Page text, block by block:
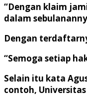
“Dengan klaim
dalam
Dengan
“Semoga setiap
Selain itu kata
contoh,